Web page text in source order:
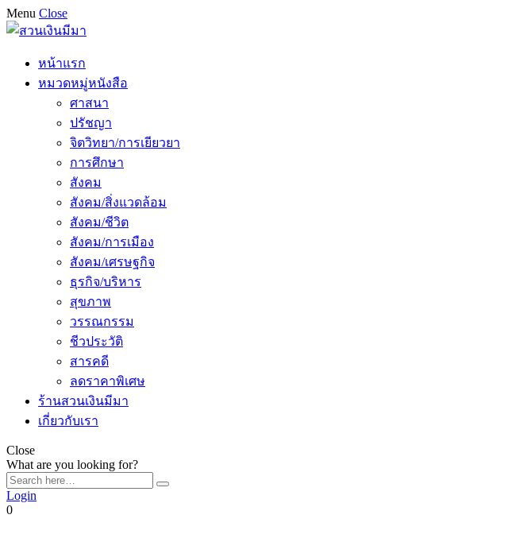
Menu Close
หน้าแรก
หมวดหมู่หนังสือ
ศาสนา
ปรัชญา
จิตวิทยา/การเยียวยา
การศึกษา
สังคม
สังคม/สิ่งแวดล้อม
สังคม/ชีวิต
สังคม/การเมือง
สังคม/เศรษฐกิจ
ธุรกิจ/บริหาร
สุขภาพ
วรรณกรรม
ชีวประวัติ
สารคดี
ลดราคาพิเศษ
ร้านสวนเงินมีมา
เกี่ยวกับเรา
Close
What are you looking for?
Login
0